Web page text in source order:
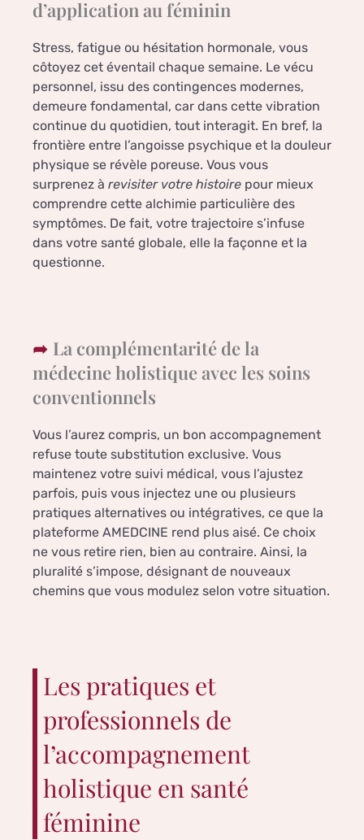
d’application au féminin
Stress, fatigue ou hésitation hormonale, vous
côtoyez cet éventail chaque semaine. Le vécu
personnel, issu des contingences modernes,
demeure fondamental, car dans cette vibration
continue du quotidien, tout interagit. En bref, la
frontière entre l’angoisse psychique et la douleur
physique se révèle poreuse. Vous vous
surprenez à revisiter votre histoire pour mieux
comprendre cette alchimie particulière des
symptômes. De fait, votre trajectoire s’infuse
dans votre santé globale, elle la façonne et la
questionne.
La complémentarité de la
médecine holistique avec les soins
conventionnels
Vous l’aurez compris, un bon accompagnement
refuse toute substitution exclusive. Vous
maintenez votre suivi médical, vous l’ajustez
parfois, puis vous injectez une ou plusieurs
pratiques alternatives ou intégratives, ce que la
plateforme AMEDCINE rend plus aisé. Ce choix
ne vous retire rien, bien au contraire. Ainsi, la
pluralité s’impose, désignant de nouveaux
chemins que vous modulez selon votre situation.
Les pratiques et
professionnels de
l’accompagnement
holistique en santé
féminine